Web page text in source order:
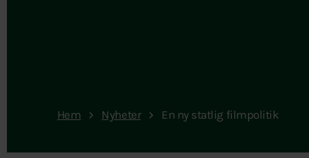
Hem Nyheter En ny statlig filmpolitik